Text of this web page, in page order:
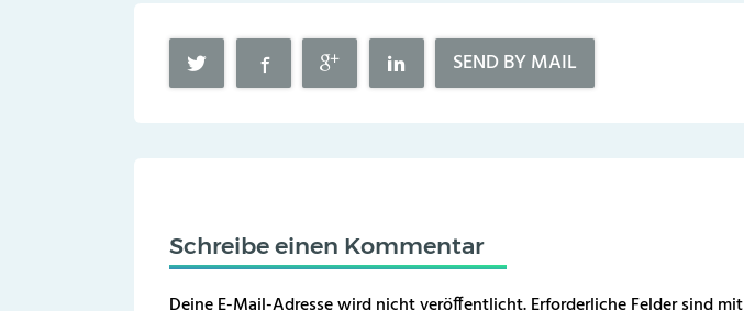
SEND BY MAIL
Schreibe einen Kommentar